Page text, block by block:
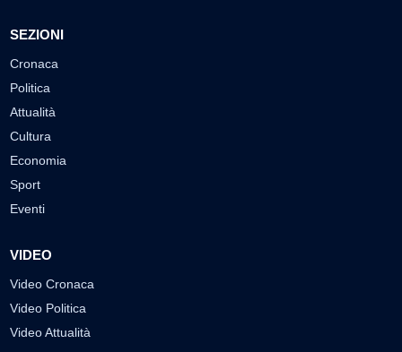
SEZIONI
Cronaca
Politica
Attualità
Cultura
Economia
Sport
Eventi
VIDEO
Video Cronaca
Video Politica
Video Attualità